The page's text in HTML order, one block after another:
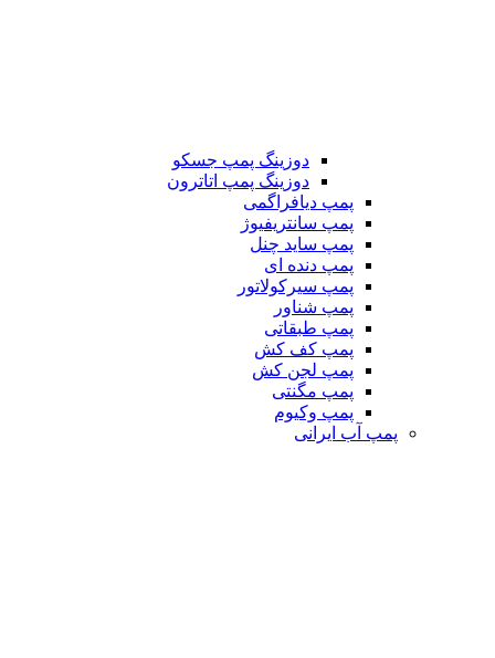
دوزینگ پمپ جسکو
دوزینگ پمپ اتاترون
پمپ دیافراگمی
پمپ سانتریفیوژ
پمپ ساید چنل
پمپ دنده ای
پمپ سیرکولاتور
پمپ شناور
پمپ طبقاتی
پمپ کف کش
پمپ لجن کش
پمپ مگنتی
پمپ وکیوم
پمپ آب ایرانی